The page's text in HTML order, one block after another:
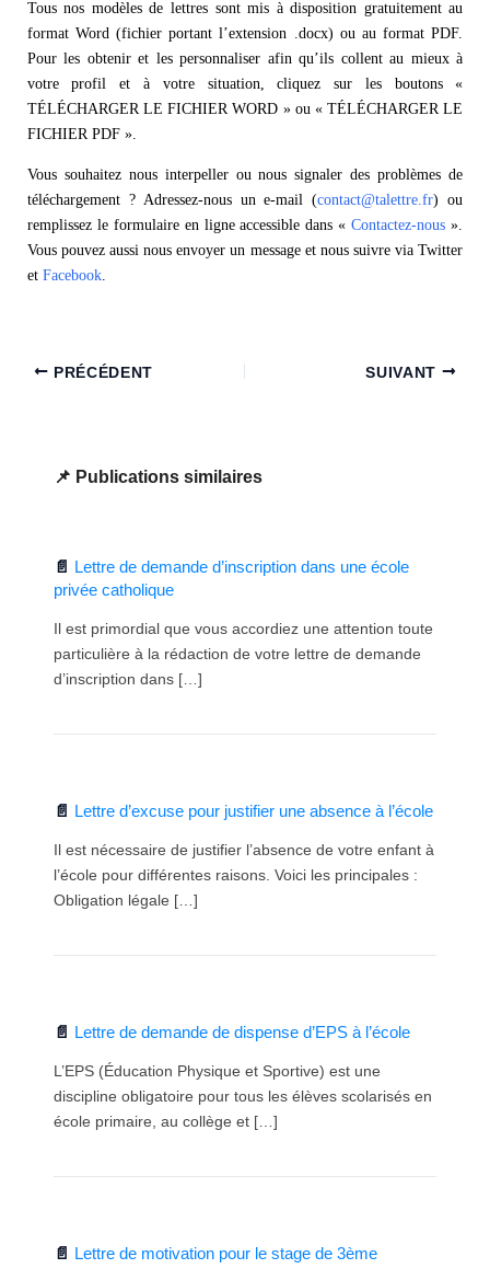
Tous nos modèles de lettres sont mis à disposition gratuitement au
format Word (fichier portant l’extension .docx) ou au format PDF.
Pour les obtenir et les personnaliser afin qu’ils collent au mieux à
votre profil et à votre situation, cliquez sur les boutons «
TÉLÉCHARGER LE FICHIER WORD » ou « TÉLÉCHARGER LE
FICHIER PDF ».
Vous souhaitez nous interpeller ou nous signaler des problèmes de
téléchargement ? Adressez-nous un e-mail (contact@talettre.fr) ou
remplissez le formulaire en ligne accessible dans «Contactez-nous ».
Vous pouvez aussi nous envoyer un message et nous suivre via Twitter
et Facebook.
PRÉCÉDENT SUIVANT
Publications similaires
Lettre de demande d’inscription dans une école
privée catholique
Il est primordial que vous accordiez une attention toute
particulière à la rédaction de votre lettre de demande
d’inscription dans […]
Lettre d’excuse pour justifier une absence à l’école
Il est nécessaire de justifier l’absence de votre enfant à
l’école pour différentes raisons. Voici les principales :
Obligation légale […]
Lettre de demande de dispense d’EPS à l’école
L’EPS (Éducation Physique et Sportive) est une
discipline obligatoire pour tous les élèves scolarisés en
école primaire, au collège et […]
Lettre de motivation pour le stage de 3ème